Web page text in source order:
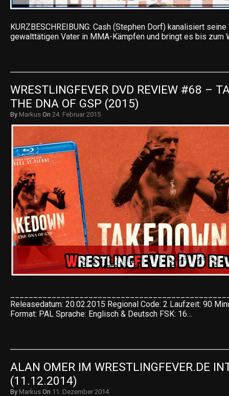
KURZBESCHREIBUNG: Cash (Stephen Dorf) kanalisiert
gewalttätigen Vater in MMA-Kämpfen und bringt es bis zum
WRESTLINGFEVER DVD REVIEW #68 –
THE DNA OF GSP (2015)
By Markus On 24. Februar 2015
Releasedatum: 20.02.2015 Regional Code: 2 Laufzeit: 90
Format: PAL Sprache: Englisch & Deutsch FSK: 16…
ALAN OMER IM WRESTLINGFEVER.DE
(11.12.2014)
By Markus On 11. Dezember 2014